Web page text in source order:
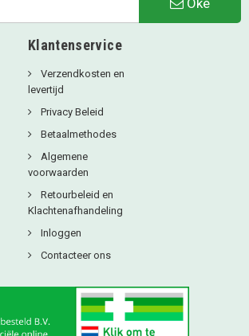
Klantenservice
Verzendkosten en
levertijd
Privacy Beleid
Betaalmethodes
Algemene
voorwaarden
Retourbeleid en
Klachtenafhandeling
Inloggen
Contacteer ons